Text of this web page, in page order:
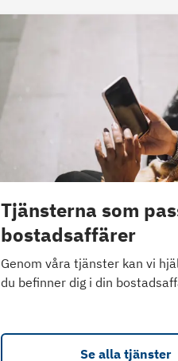
Tjänsterna som
bostadsaffärer
Genom våra tjänster kan vi
du befinner dig i din
Se alla tjänster